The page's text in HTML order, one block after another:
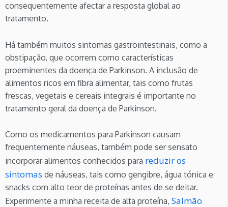
consequentemente afectar a resposta global ao
tratamento.
Há também muitos sintomas gastrointestinais, como a
obstipação, que ocorrem como características
proeminentes da doença de Parkinson. A inclusão de
alimentos ricos em fibra alimentar, tais como frutas
frescas, vegetais e cereais integrais é importante no
tratamento geral da doença de Parkinson.
Como os medicamentos para Parkinson causam
frequentemente náuseas, também pode ser sensato
incorporar alimentos conhecidos para reduzir os
sintomas de náuseas, tais como gengibre, água tónica e
snacks com alto teor de proteínas antes de se deitar.
Experimente a minha receita de alta proteína, Salmão